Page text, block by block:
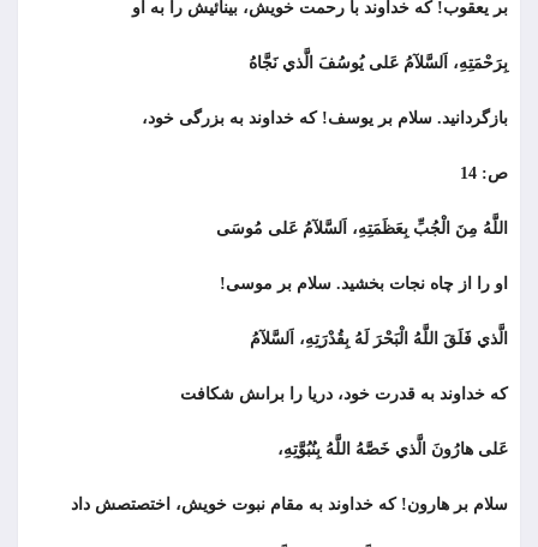
بر يعقوب! كه خداوند با رحمت خویش، بینائیش را به او
بِرَحْمَتِهِ، اَلسَّلآمُ عَلى يُوسُفَ الَّذي نَجَّاهُ
بازگردانید. سلام بر يوسف! كه خداوند به بزرگی خود،
ص: 14
اللَّهُ مِنَ الْجُبِّ بِعَظَمَتِهِ، اَلسَّلآمُ عَلى مُوسَى
او را از چاه نجات بخشيد. سلام بر موسى!
الَّذي فَلَقَ اللَّهُ الْبَحْرَ لَهُ بِقُدْرَتِهِ، اَلسَّلآمُ
كه خداوند به قدرت خود، دريا را براىش شكافت
عَلى هارُونَ الَّذي خَصَّهُ اللَّهُ بِنُبُوَّتِهِ،
سلام بر هارون! كه خداوند به مقام نبوت خویش، اختصتصش داد